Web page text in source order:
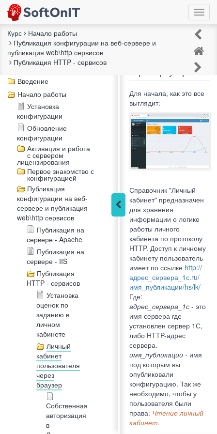
Курс
Начало работы
Публикация конфигурации на веб-сервере и
публикация web\http сервисов
Публикация HTTP - сервисов
Описание курса
Чек-лист "Внедрение"
Введение
Начало работы
Установка
конфигурации
Обновление
конфигурации
Активация и работа
с сервером
лицензирования
Первое знакомство с
конфигурацией
Публикация
конфигурации на веб-
сервере и публикация
web\http сервисов
Публикация на
сервере - Apache
Публикация на
сервере - IIS
Публикация
HTTP - сервисов
Установка
оценок по
заданию в
личном
кабинете
Личный
кабинет
пользователя
через
браузер
Собственная
авторизация
в
Личный кабинет
Для начала, как это все
выглядит:
Справочник "Личный
кабинет" предназначен
для хранения
информации о логике
работы личного
кабинета по протоколу
HTTP. Доступ к личному
кабинету пользователь
имеет по ссылке http://
адрес_сервера_1с.ru/
имя_публикации/hs/lk/
Где:
адрес_сервера_1с - это
имя сервера где
установлен сервер 1С,
либо HTTP-адрес
сервера.
имя_публикации - имя
под которым вы
опубликовали
конфигурацию. Так же
необходимо, чтобы у
пользователя были
права: Чтение личный
кабинет.